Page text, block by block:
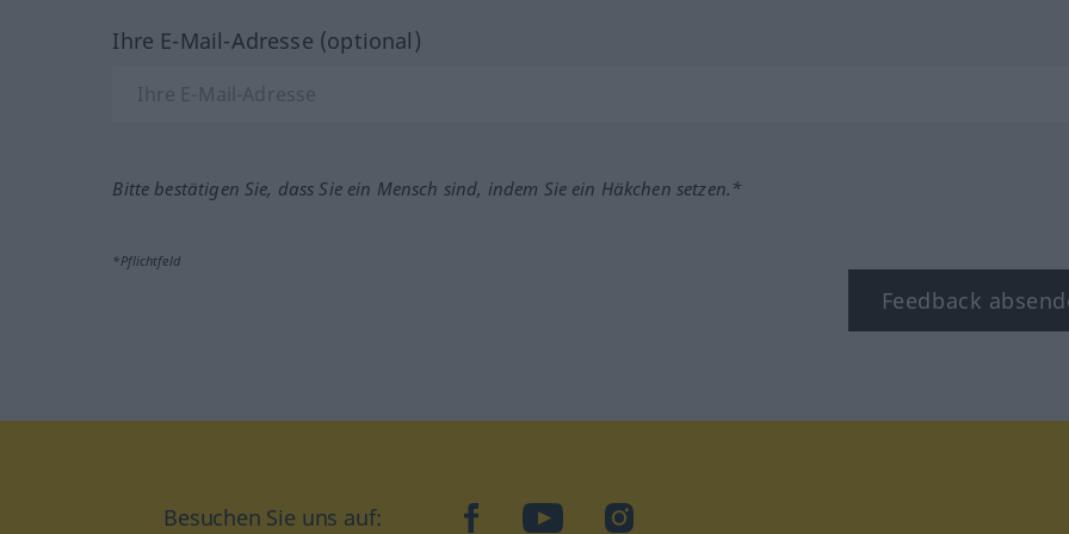
Ihre E-Mail-Adresse (optional)
Bitte bestätigen Sie, dass Sie ein Mensch sind, indem Sie ein Häkchen setzen.*
*Pflichtfeld
Feedback
Besuchen Sie uns auf: facebookYouTubeInstagram